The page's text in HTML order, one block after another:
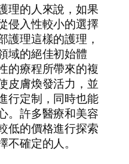
理的人來說，如果
侵入性較小的選擇
護理這樣的護理，
域的絕佳初始體
的療程所帶來的複
皮膚煥發活力，並
行定制，同時也能
。許多醫療和美容
低的價格進行探索
確定的人。